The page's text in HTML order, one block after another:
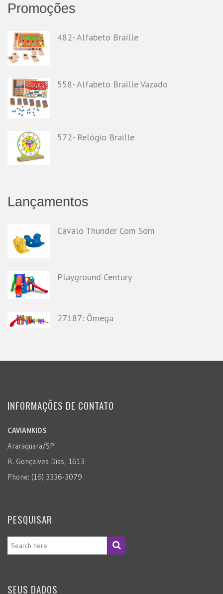
Promoções
482- Alfabeto Braille
558- Alfabeto Braille Vazado
572- Relógio Braille
Lançamentos
Cavalo Thunder Com Som
Playground Century
27187: Ômega
INFORMAÇÕES DE CONTATO
CAVIANKIDS
Araraquara/SP
R. Gonçalves Dias, 1613
Phone: (16) 3336-3079
PESQUISAR
SEUS DADOS